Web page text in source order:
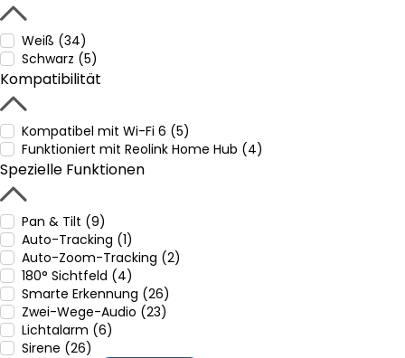
Weiß (34)
Schwarz (5)
Kompatibilität
Kompatibel mit Wi-Fi 6 (5)
Funktioniert mit Reolink Home Hub (4)
Spezielle Funktionen
Pan & Tilt (9)
Auto-Tracking (1)
Auto-Zoom-Tracking (2)
180° Sichtfeld (4)
Smarte Erkennung (26)
Zwei-Wege-Audio (23)
Lichtalarm (6)
Sirene (26)